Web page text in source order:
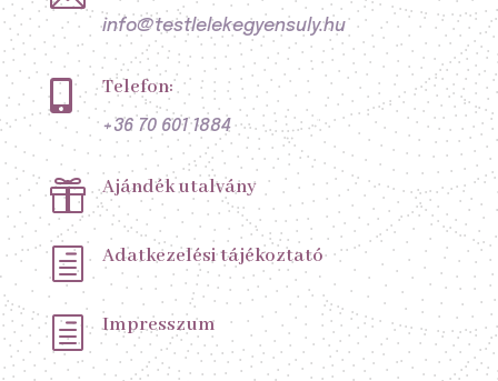
info@testlelekegyensuly.hu
 Telefon:
+36 70 601 1884
 Ajándék utalvány
h Adatkezelési tájékoztató
h Impresszum